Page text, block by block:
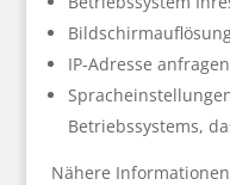
IP-Adresse
Betriebssystems,
Nähere